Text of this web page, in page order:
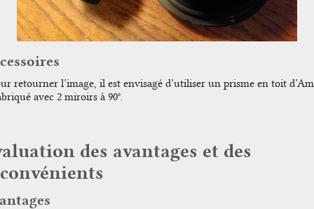
retourner l’image, il est envisagé d’utiliser un prisme en toit
avec 2 miroirs à 90°.
des avantages et des